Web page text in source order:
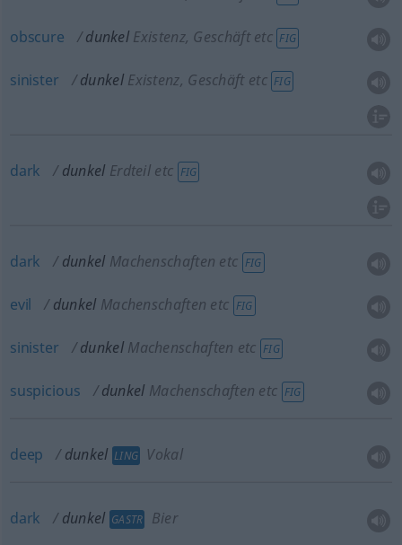
obscure dunkel Existenz, Geschäft etc FIG
sinister dunkel Existenz, Geschäft etc FIG
dark dunkel Erdteil etc FIG
dark dunkel Machenschaften etc FIG
evil dunkel Machenschaften etc FIG
sinister dunkel Machenschaften etc FIG
suspicious dunkel Machenschaften etc FIG
deep dunkel LING Vokal
dark dunkel GASTR Bier